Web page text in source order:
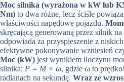
Moc silnika (wyrażona w kW lub
Nm) to dwa różne, lecz ściśle
właściwości napędowe pojazdu.
skręcającą generowaną przez silnik
odpowiada za przyspieszenie z
efektywne pokonywanie wzniesień
Moc (kW) jest wynikiem iloczynu
silnika: P = M × ω, gdzie ω to
radianach na sekundę. Wraz ze